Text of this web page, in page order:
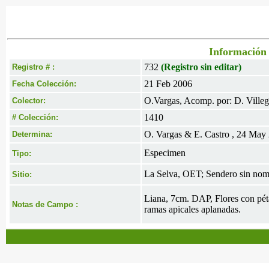
Información
Registro # : 732 (Registro sin editar)
Fecha Colección: 21 Feb 2006
Colector: O.Vargas, Acomp. por: D.
# Colección: 1410
Determina: O. Vargas & E. Castro , 24 May
Tipo: Especimen
Sitio: La Selva, OET; Sendero sin
Notas de Campo :
Liana, 7cm. DAP, Flores con
ramas apicales aplanadas.